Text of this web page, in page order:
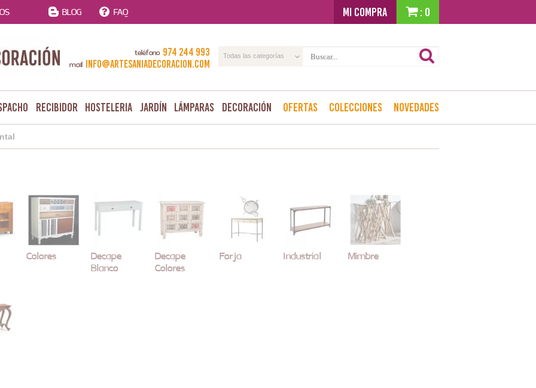
BLOG FAQ MI COMPRA : 0
teléfono 974 244 993
mail info@artesaniadecoracion.com
Todas las categorías
Recibidor Hosteleria Jardín Lámparas Decoración Ofertas Colecciones Novedades
Colores Decape
Blanco
Decape
Colores
Forja Industrial Mimbre